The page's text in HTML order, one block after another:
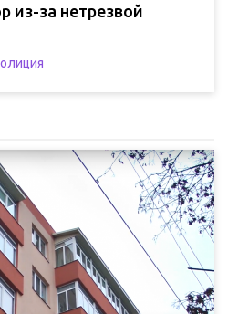
из-за нетрезвой